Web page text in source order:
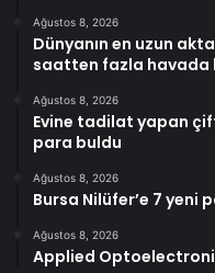
Ağustos 8, 2026
Dünyanın en uzun
saatten fazla havada
Ağustos 8, 2026
Evine tadilat yapan
para buldu
Ağustos 8, 2026
Bursa Nilüfer’e 7 yeni
Ağustos 8, 2026
Applied